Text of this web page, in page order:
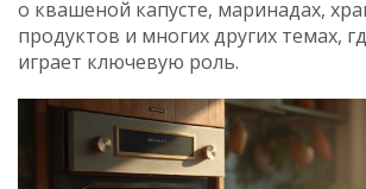
о квашеной капусте, маринадах,
продуктов и многих других темах,
играет ключевую роль.